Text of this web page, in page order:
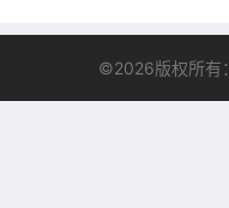
©2026版权所有：